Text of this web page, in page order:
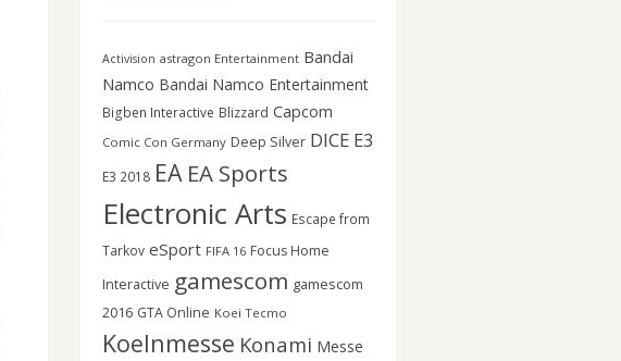
Activision astragon Entertainment Bandai
Namco Bandai Namco Entertainment
Bigben Interactive Blizzard Capcom
Comic Con Germany Deep Silver DICE E3
E3 2018 EA EA Sports
Electronic Arts Escape from
Tarkov eSport FIFA 16 Focus Home
Interactive gamescom gamescom
2016 GTA Online Koei Tecmo
Koelnmesse Konami Messe